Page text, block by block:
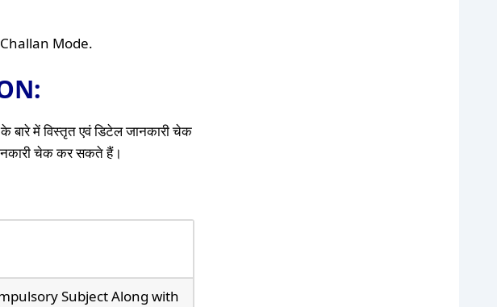
Mode.
बारे में विस्तृत एवं डिटेल जानकारी चेक
चेक कर सकते हैं।
Subject Along with